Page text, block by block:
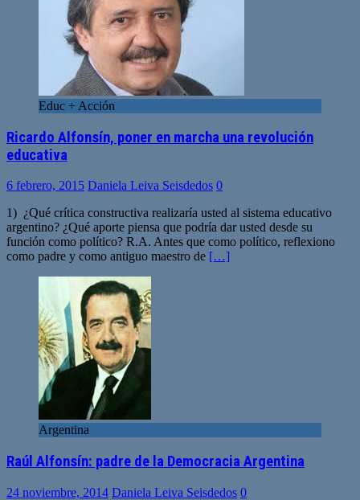
Educ + Acción
Ricardo Alfonsín, poner en marcha una revolución
educativa
6 febrero, 2015 Daniela Leiva Seisdedos 0
1) ¿Qué crítica constructiva realizaría usted al sistema educativo
argentino? ¿Qué aporte piensa que podría dar usted desde su
función como político? R.A. Antes que como político, reflexiono
como padre y como antiguo maestro de […]
Argentina
Raúl Alfonsín: padre de la Democracia Argentina
24 noviembre, 2014 Daniela Leiva Seisdedos 0